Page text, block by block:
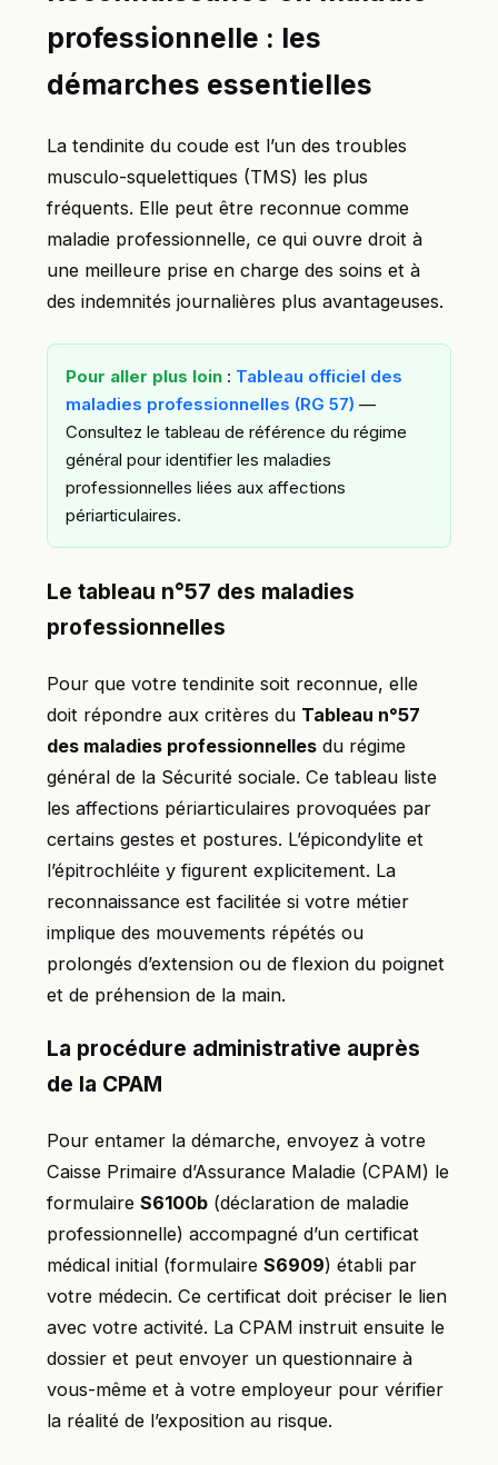
professionnelle : les
démarches essentielles
La tendinite du coude est l’un des troubles
musculo-squelettiques (TMS) les plus
fréquents. Elle peut être reconnue comme
maladie professionnelle, ce qui ouvre droit à
une meilleure prise en charge des soins et à
des indemnités journalières plus avantageuses.
Pour aller plus loin : Tableau officiel des
maladies professionnelles (RG 57) —
Consultez le tableau de référence du régime
général pour identifier les maladies
professionnelles liées aux affections
périarticulaires.
Le tableau n°57 des maladies
professionnelles
Pour que votre tendinite soit reconnue, elle
doit répondre aux critères du Tableau n°57
des maladies professionnelles du régime
général de la Sécurité sociale. Ce tableau liste
les affections périarticulaires provoquées par
certains gestes et postures. L’épicondylite et
l’épitrochléite y figurent explicitement. La
reconnaissance est facilitée si votre métier
implique des mouvements répétés ou
prolongés d’extension ou de flexion du poignet
et de préhension de la main.
La procédure administrative auprès
de la CPAM
Pour entamer la démarche, envoyez à votre
Caisse Primaire d’Assurance Maladie (CPAM) le
formulaire S6100b (déclaration de maladie
professionnelle) accompagné d’un certificat
médical initial (formulaire S6909) établi par
votre médecin. Ce certificat doit préciser le lien
avec votre activité. La CPAM instruit ensuite le
dossier et peut envoyer un questionnaire à
vous-même et à votre employeur pour vérifier
la réalité de l’exposition au risque.